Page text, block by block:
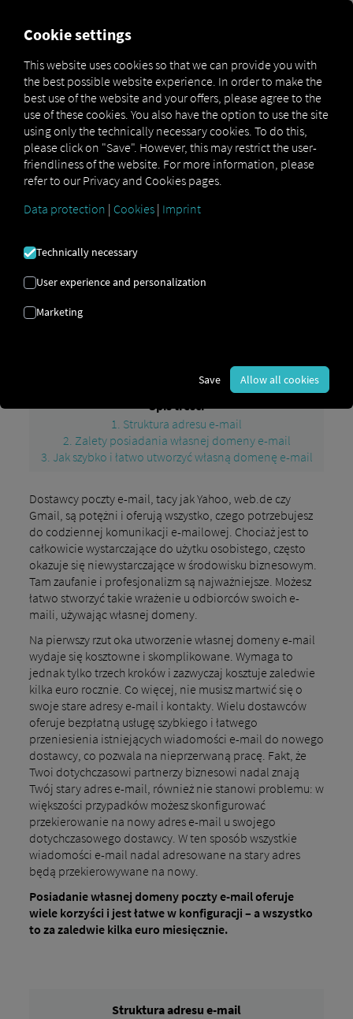
DOMENA E-MAIL |
DOSTAWCA |
DIGITALIZACJA
Oto jak szybko i łatwo utworzyć własną
domenę e-mail.
Spis treści
1. Struktura adresu e-mail
2. Zalety posiadania własnej domeny e-mail
3. Jak szybko i łatwo utworzyć własną domenę e-mail
Dostawcy poczty e-mail, tacy jak Yahoo, web.de czy
Gmail, są potężni i oferują wszystko, czego potrzebujesz
do codziennej komunikacji e-mailowej. Chociaż jest to
całkowicie wystarczające do użytku osobistego, często
okazuje się niewystarczające w środowisku biznesowym.
Tam zaufanie i profesjonalizm są najważniejsze. Możesz
łatwo stworzyć takie wrażenie u odbiorców swoich e-
maili, używając własnej domeny.
Na pierwszy rzut oka utworzenie własnej domeny e-mail
wydaje się kosztowne i skomplikowane. Wymaga to
jednak tylko trzech kroków i zazwyczaj kosztuje zaledwie
kilka euro rocznie. Co więcej, nie musisz martwić się o
swoje stare adresy e-mail i kontakty. Wielu dostawców
oferuje bezpłatną usługę szybkiego i łatwego
przeniesienia istniejących wiadomości e-mail do nowego
dostawcy, co pozwala na nieprzerwaną pracę. Fakt, że
Twoi dotychczasowi partnerzy biznesowi nadal znają
Twój stary adres e-mail, również nie stanowi problemu: w
większości przypadków możesz skonfigurować
przekierowanie na nowy adres e-mail u swojego
dotychczasowego dostawcy. W ten sposób wszystkie
wiadomości e-mail nadal adresowane na stary adres
będą przekierowywane na nowy.
Posiadanie własnej domeny poczty e-mail oferuje
wiele korzyści i jest łatwe w konfiguracji – a wszystko
to za zaledwie kilka euro miesięcznie.
Struktura adresu e-mail
Cookie settings
This website uses cookies so that we can provide you with
the best possible website experience. In order to make the
best use of the website and your offers, please agree to the
use of these cookies. You also have the option to use the site
using only the technically necessary cookies. To do this,
please click on "Save". However, this may restrict the user-
friendliness of the website. For more information, please
refer to our Privacy and Cookies pages.
Data protection | Cookies | Imprint
Technically necessary
User experience and personalization
Marketing
Save Allow all cookies